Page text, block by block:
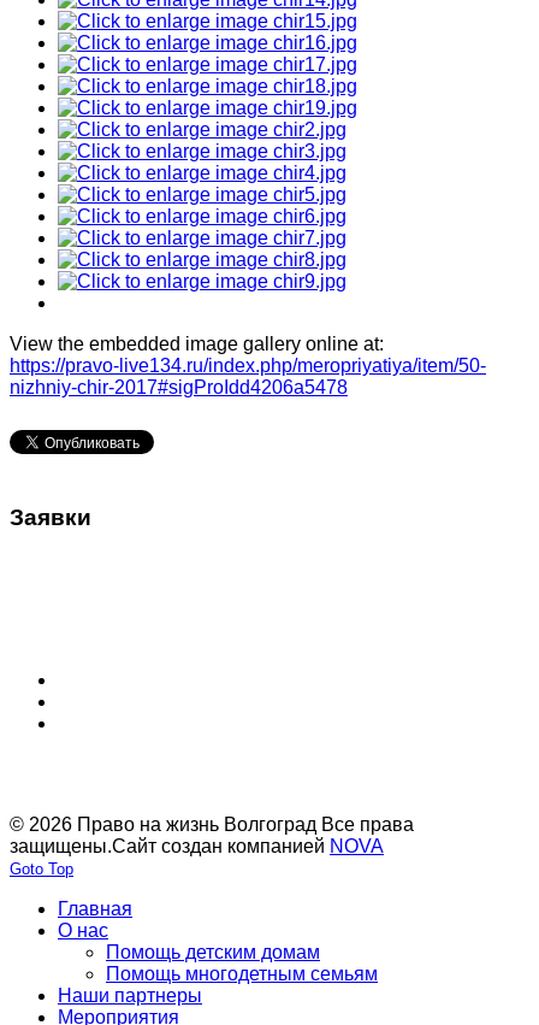
View the embedded image gallery online at:
https://pravo-live134.ru/index.php/meropriyatiya/item/50-
nizhniy-chir-2017#sigProIdd4206a5478
Заявки
© 2026 Право на жизнь Волгоград Все права
защищены.Сайт создан компанией NOVA
Goto Top
Главная
О нас
Помощь детским домам
Помощь многодетным семьям
Наши партнеры
Мероприятия